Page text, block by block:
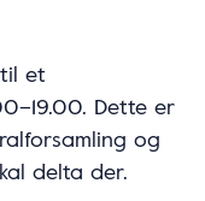
et
Dette er
og
delta der.